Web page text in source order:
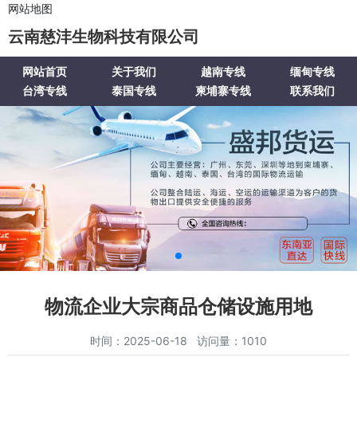
网站地图
云南慈沣生物科技有限公司
网站首页 关于我们 越南专线
缅甸专线
台湾专线
泰国专线 柬埔寨专线 联系我们
物流企业大宗商品仓储设施用地
时间：2025-06-18 访问量：1010